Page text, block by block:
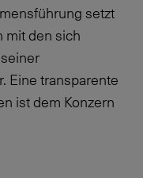
setzt
mit den sich
Eine transparente
ist dem Konzern